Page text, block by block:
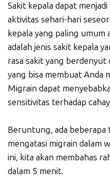
Sakit kepala dapat
aktivitas sehari-hari
kepala yang paling umum
adalah jenis sakit kepala
rasa sakit yang berdenyut
yang bisa membuat Anda
Migrain dapat
sensitivitas terhadap
Beruntung, ada beberapa
mengatasi migrain dalam
ini, kita akan membahas
dalam 5 menit.